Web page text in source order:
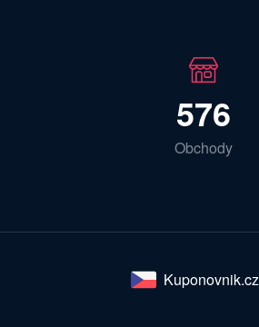
576
Obchody
Kuponovnik.cz